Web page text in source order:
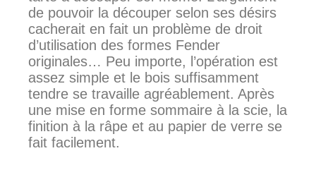
de pouvoir la découper selon ses désirs
cacherait en fait un problème de droit
d’utilisation des formes Fender
originales… Peu importe, l’opération est
assez simple et le bois suffisamment
tendre se travaille agréablement. Après
une mise en forme sommaire à la scie, la
finition à la râpe et au papier de verre se
fait facilement.